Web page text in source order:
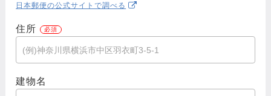
日本郵便の公式サイトで調べる
住所
建物名